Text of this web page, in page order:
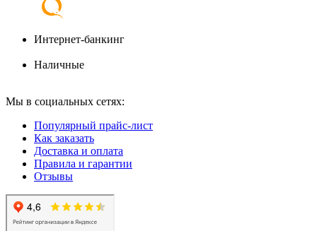
Интернет-банкинг
Наличные
Мы в социальных сетях:
Популярный прайс-лист
Как заказать
Доставка и оплата
Правила и гарантии
Отзывы